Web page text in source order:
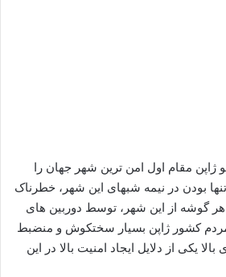
ژاپن مقام اول امن ترین شهر جهان را
بودن در نیمه شبهای این شهر، خطرناک
گوشه از این شهر، توسط دوربین های
کشور ژاپن بسیار سختکوش و منضبط
یکی از دلایل ایجاد امنیت بالا در این